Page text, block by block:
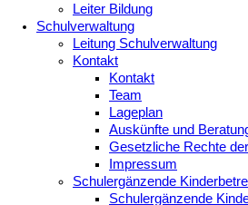
Leiter Bildung
Schulverwaltung
Leitung Schulverwaltung
Kontakt
Kontakt
Team
Lageplan
Auskünfte und
Gesetzliche Rechte
Impressum
Schulergänzende
Schulergänzende